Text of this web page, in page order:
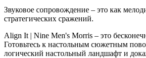
Звуковое сопровождение – это как
стратегических сражений.
Align It | Nine Men's Morris – это
Готовьтесь к настольным сюжетным
логический настольный ландшафт и